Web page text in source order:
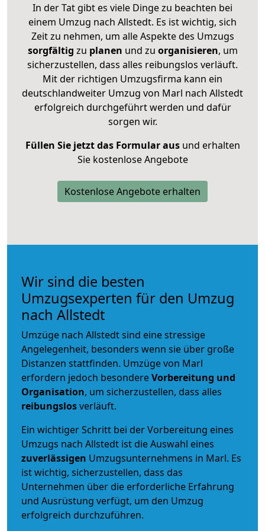
In der Tat gibt es viele Dinge zu beachten bei
einem Umzug nach Allstedt. Es ist wichtig, sich
Zeit zu nehmen, um alle Aspekte des Umzugs
sorgfältig zu planen und zu organisieren, um
sicherzustellen, dass alles reibungslos verläuft.
Mit der richtigen Umzugsfirma kann ein
deutschlandweiter Umzug von Marl nach Allstedt
erfolgreich durchgeführt werden und dafür
sorgen wir.
Füllen Sie jetzt das Formular ausund erhalten
Sie kostenlose Angebote
Kostenlose Angebote erhalten
Wir sind die besten
Umzugsexperten für den Umzug
nach Allstedt
Umzüge nach Allstedt sind eine stressige
Angelegenheit, besonders wenn sie über große
Distanzen stattfinden. Umzüge von Marl
erfordern jedoch besondereVorbereitung und
Organisation, um sicherzustellen, dass alles
reibungslosverläuft.
Ein wichtiger Schritt bei der Vorbereitung eines
Umzugs nach Allstedt ist die Auswahl eines
zuverlässigen Umzugsunternehmens in Marl. Es
ist wichtig, sicherzustellen, dass das
Unternehmen über die erforderliche Erfahrung
und Ausrüstung verfügt, um den Umzug
erfolgreich durchzuführen.